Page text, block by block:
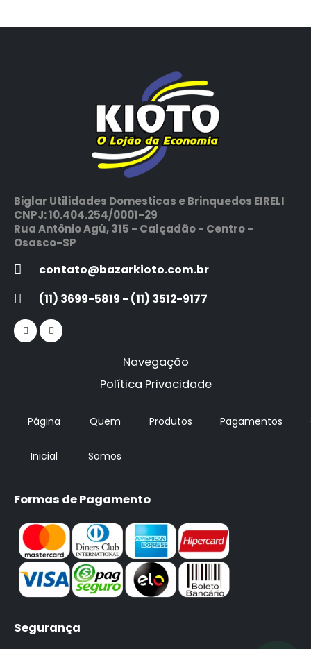
Biglar Utilidades Domesticas e Brinquedos EIRELI
CNPJ: 10.404.254/0001-29
Rua Antônio Agú, 315 - Calçadão - Centro -
Osasco-SP
contato@bazarkioto.com.br
(11) 3699-5819 - (11) 3512-9177
Navegação
Política Privacidade
Página
Inicial
Quem
Somos
Produtos Pagamentos
Formas de Pagamento
Segurança